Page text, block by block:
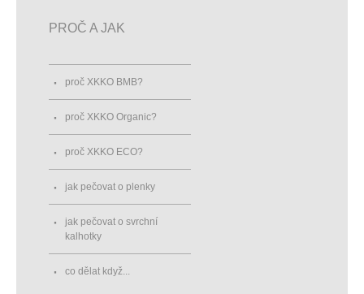
PROČ A JAK
proč XKKO BMB?
proč XKKO Organic?
proč XKKO ECO?
jak pečovat o plenky
jak pečovat o svrchní
kalhotky
co dělat když...